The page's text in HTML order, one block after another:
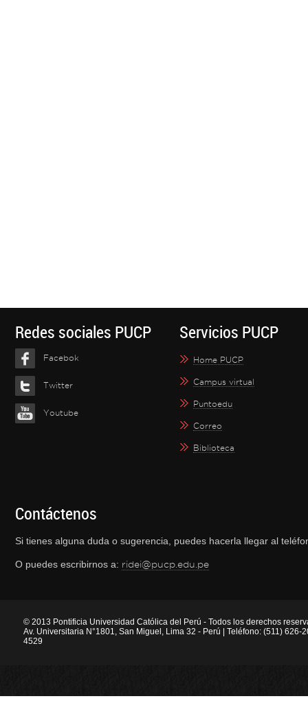
Redes sociales PUCP
Facebok
Twitter
Youtube
Servicios PUCP
Home PUCP
Campus virtual
Puntoedu
Correo
Biblioteca
Contáctenos
Si tienes alguna duda o sugerencia, puedes hacerla llegar al
O puedes escribirnos a: ridei@pucp.edu.pe
© 2013 Pontificia Universidad Católica del Perú - Todos los derechos
Av. Universitaria N°1801, San Miguel, Lima 32 - Perú | Teléfono: (511) 626-
4529